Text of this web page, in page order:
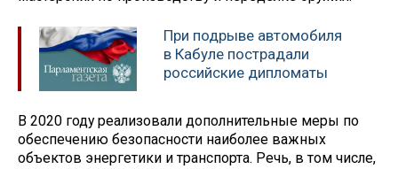
При подрыве автомобиля
в Кабуле пострадали
российские дипломаты
В 2020 году реализовали дополнительные меры по
обеспечению безопасности наиболее важных
объектов энергетики и транспорта. Речь, в том числе,